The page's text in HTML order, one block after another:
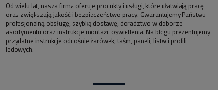
Od wielu lat, nasza firma oferuje produkty i usługi, które ułatwiają pracę
oraz zwiększają jakość i bezpieczeństwo pracy. Gwarantujemy Państwu
profesjonalną obsługę, szybką dostawę, doradztwo w doborze
asortymentu oraz instrukcje montażu oświetlenia. Na blogu prezentujemy
przydatne instrukcje odnośnie żarówek, taśm, paneli, listw i profili
ledowych.